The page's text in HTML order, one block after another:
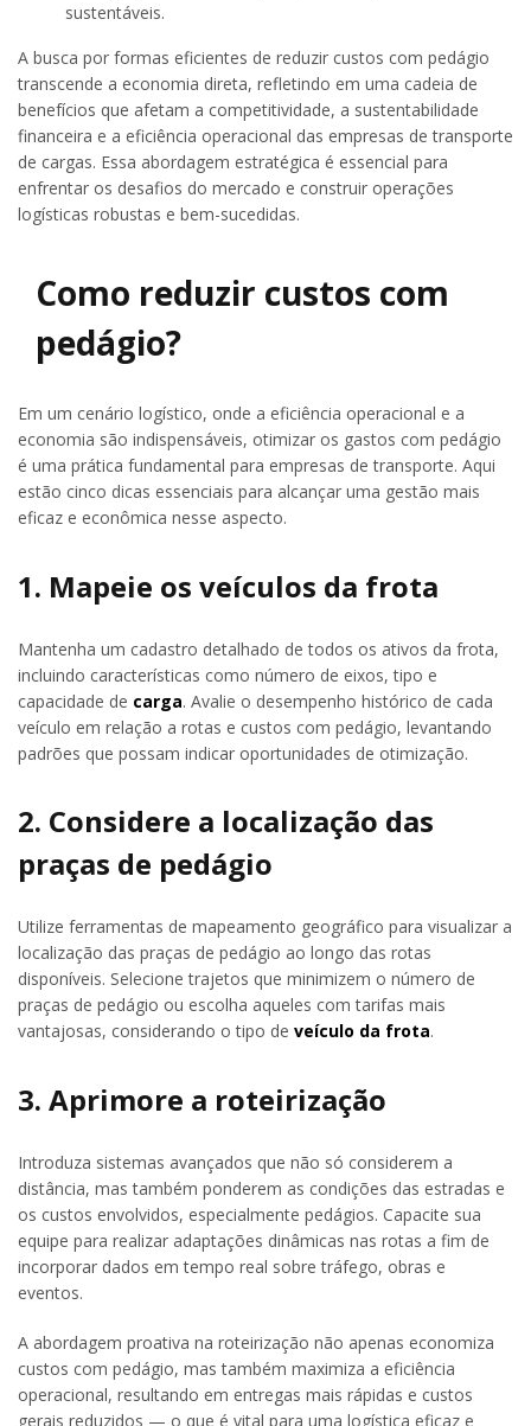
sustentáveis.
A busca por formas eficientes de reduzir custos com pedágio
transcende a economia direta, refletindo em uma cadeia de
benefícios que afetam a competitividade, a sustentabilidade
financeira e a eficiência operacional das empresas de transporte
de cargas. Essa abordagem estratégica é essencial para
enfrentar os desafios do mercado e construir operações
logísticas robustas e bem-sucedidas.
Como reduzir custos com
pedágio?
Em um cenário logístico, onde a eficiência operacional e a
economia são indispensáveis, otimizar os gastos com pedágio
é uma prática fundamental para empresas de transporte. Aqui
estão cinco dicas essenciais para alcançar uma gestão mais
eficaz e econômica nesse aspecto.
1. Mapeie os veículos da frota
Mantenha um cadastro detalhado de todos os ativos da frota,
incluindo características como número de eixos, tipo e
capacidade de carga. Avalie o desempenho histórico de cada
veículo em relação a rotas e custos com pedágio, levantando
padrões que possam indicar oportunidades de otimização.
2. Considere a localização das
praças de pedágio
Utilize ferramentas de mapeamento geográfico para visualizar a
localização das praças de pedágio ao longo das rotas
disponíveis. Selecione trajetos que minimizem o número de
praças de pedágio ou escolha aqueles com tarifas mais
vantajosas, considerando o tipo de veículo da frota.
3. Aprimore a roteirização
Introduza sistemas avançados que não só considerem a
distância, mas também ponderem as condições das estradas e
os custos envolvidos, especialmente pedágios. Capacite sua
equipe para realizar adaptações dinâmicas nas rotas a fim de
incorporar dados em tempo real sobre tráfego, obras e
eventos.
A abordagem proativa na roteirização não apenas economiza
custos com pedágio, mas também maximiza a eficiência
operacional, resultando em entregas mais rápidas e custos
gerais reduzidos — o que é vital para uma logística eficaz e